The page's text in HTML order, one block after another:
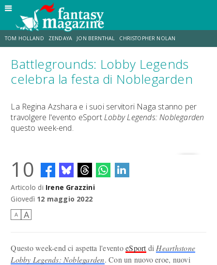
TOM HOLLAND ZENDAYA JON BERNTHAL CHRISTOPHER NOLAN
STRANIMONDI LUCCA COMICS & GAMES ODISSEA DESTIN DANIEL CRETTON
Battlegrounds: Lobby Legends
celebra la festa di Noblegarden
La Regina Azshara e i suoi servitori Naga stanno per
travolgere l'evento eSportLobby Legends: Noblegarden
questo week-end.
10
Articolo di Irene Grazzini
Giovedì 12 maggio 2022
A A
Questo week-end ci aspetta l'eventoeSportdi Hearthstone
Lobby Legends: Noblegarden. Con un nuovo eroe, nuovi